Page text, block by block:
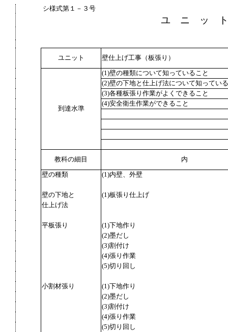
シ様式第１－３号
ユ ニ ッ
ユニット 壁仕上げ工事（板張り）
到達水準
(1)壁の種類について知っていること
(2)壁の下地と仕上げ法について知ってい
(3)各種板張り作業がよくできること
(4)安全衛生作業ができること
教科の細目 内
壁の種類 (1)内壁、外壁
壁の下地と
(1)板張り仕上げ
仕上げ法
平板張り
(1)下地作り
(2)墨だし
(3)割付け
(4)張り作業
(5)切り回し
小割材張り
(1)下地作り
(2)墨だし
(3)割付け
(4)張り作業
(5)切り回し